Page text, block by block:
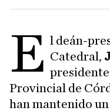
E l deán-
Catedral,
Provincial de
han mantenido